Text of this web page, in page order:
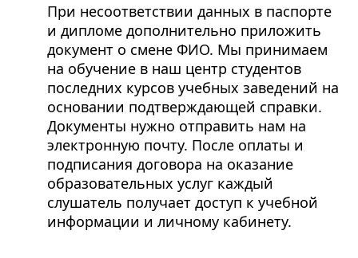
При несоответствии данных в паспорте
и дипломе дополнительно приложить
документ о смене ФИО. Мы принимаем
на обучение в наш центр студентов
последних курсов учебных заведений на
основании подтверждающей справки.
Документы нужно отправить нам на
электронную почту. После оплаты и
подписания договора на оказание
образовательных услуг каждый
слушатель получает доступ к учебной
информации и личному кабинету.